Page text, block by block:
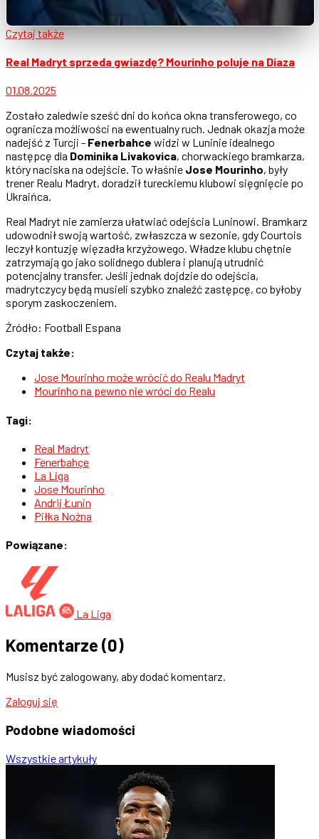
Czytaj także
Real Madryt sprzeda gwiazdę? Mourinho poluje na Diaza
01.08.2025
Zostało zaledwie sześć dni do końca okna transferowego, co
ogranicza możliwości na ewentualny ruch. Jednak okazja może
nadejść z Turcji - Fenerbahce widzi w Luninie idealnego
następcę dla Dominika Livakovica, chorwackiego bramkarza,
który naciska na odejście. To właśnie Jose Mourinho, były
trener Realu Madryt, doradził tureckiemu klubowi sięgnięcie po
Ukraińca.
Real Madryt nie zamierza ułatwiać odejścia Luninowi. Bramkarz
udowodnił swoją wartość, zwłaszcza w sezonie, gdy Courtois
leczył kontuzję więzadła krzyżowego. Władze klubu chętnie
zatrzymają go jako solidnego dublera i planują utrudnić
potencjalny transfer. Jeśli jednak dojdzie do odejścia,
madrytczycy będą musieli szybko znaleźć zastępcę, co byłoby
sporym zaskoczeniem.
Źródło: Football Espana
Czytaj także:
Jose Mourinho może wrócić do Realu Madryt
Mourinho na pewno nie wróci do Realu
Tagi:
Real Madryt
Fenerbahçe
La Liga
Jose Mourinho
Andrij Łunin
Piłka Nożna
Powiązane:
La Liga
Komentarze (0)
Musisz być zalogowany, aby dodać komentarz.
Zaloguj się
Podobne wiadomości
Wszystkie artykuły